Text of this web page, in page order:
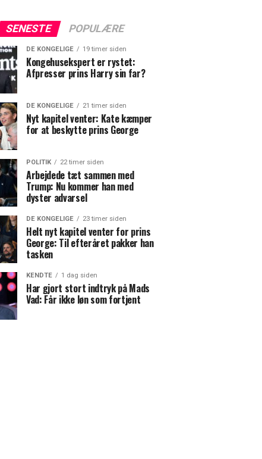
SENESTE POPULÆRE
DE KONGELIGE 19 timer siden
Kongehusekspert er rystet:
Afpresser prins Harry sin far?
DE KONGELIGE 21 timer siden
Nyt kapitel venter: Kate kæmper
for at beskytte prins George
POLITIK 22 timer siden
Arbejdede tæt sammen med
Trump: Nu kommer han med
dyster advarsel
DE KONGELIGE 23 timer siden
Helt nyt kapitel venter for prins
George: Til efteråret pakker han
tasken
KENDTE 1 dag siden
Har gjort stort indtryk på Mads
Vad: Får ikke løn som fortjent